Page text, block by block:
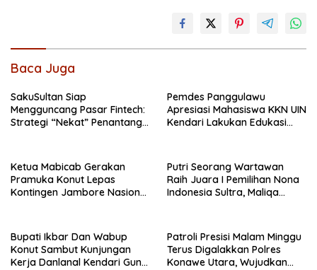
Baca Juga
SakuSultan Siap
Mengguncang Pasar Fintech:
Strategi “Nekat” Penantang
Pemdes Panggulawu
Apresiasi Mahasiswa KKN UIN
Kendari Lakukan Edukasi
Ketua Mabicab Gerakan
Pramuka Konut Lepas
Kontingen Jambore Nasional
Putri Seorang Wartawan
‎Raih Juara I Pemilihan Nona
Indonesia Sultra, Maliqa
Pada Pemilihan NONA
Indonesia
Bupati Ikbar Dan Wabup
Konut Sambut Kunjungan
Kerja Danlanal Kendari Guna
Patroli Presisi Malam Minggu
Terus Digalakkan Polres
Konawe Utara, Wujudkan